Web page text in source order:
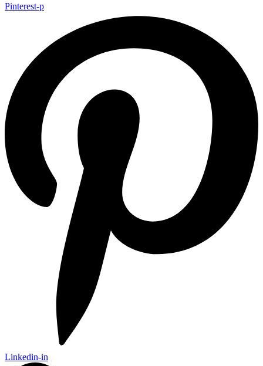
Pinterest-p
Linkedin-in